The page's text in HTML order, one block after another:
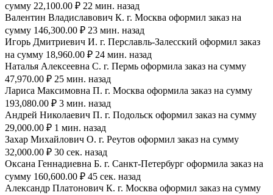
сумму 22,100.00 ₽ 22 мин. назад
Валентин Владиславович К. г. Москва оформил заказ на
сумму 146,300.00 ₽ 23 мин. назад
Игорь Дмитриевич И. г. Перславль-Залесский оформил заказ
на сумму 18,960.00 ₽ 24 мин. назад
Наталья Алексеевна С. г. Пермь оформила заказ на сумму
47,970.00 ₽ 25 мин. назад
Лариса Максимовна П. г. Москва оформила заказ на сумму
193,080.00 ₽ 3 мин. назад
Андрей Николаевич П. г. Подольск оформил заказ на сумму
29,000.00 ₽ 1 мин. назад
Захар Михайлович О. г. Реутов оформил заказ на сумму
32,000.00 ₽ 30 сек. назад
Оксана Геннадиевна Б. г. Санкт-Петербург оформила заказ на
сумму 160,600.00 ₽ 45 сек. назад
Александр Платонович К. г. Москва оформил заказ на сумму